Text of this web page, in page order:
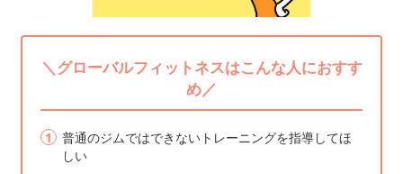
＼グローバルフィットネスはこんな人におすす
め／
普通のジムではできないトレーニングを指導してほ
しい